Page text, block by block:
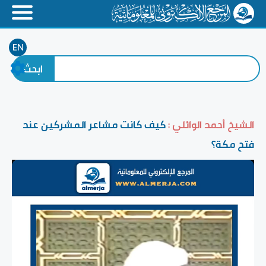
EN
الشيخ أحمد الوائلي :كيف كانت مشاعر المشركين عند
فتح مكة؟